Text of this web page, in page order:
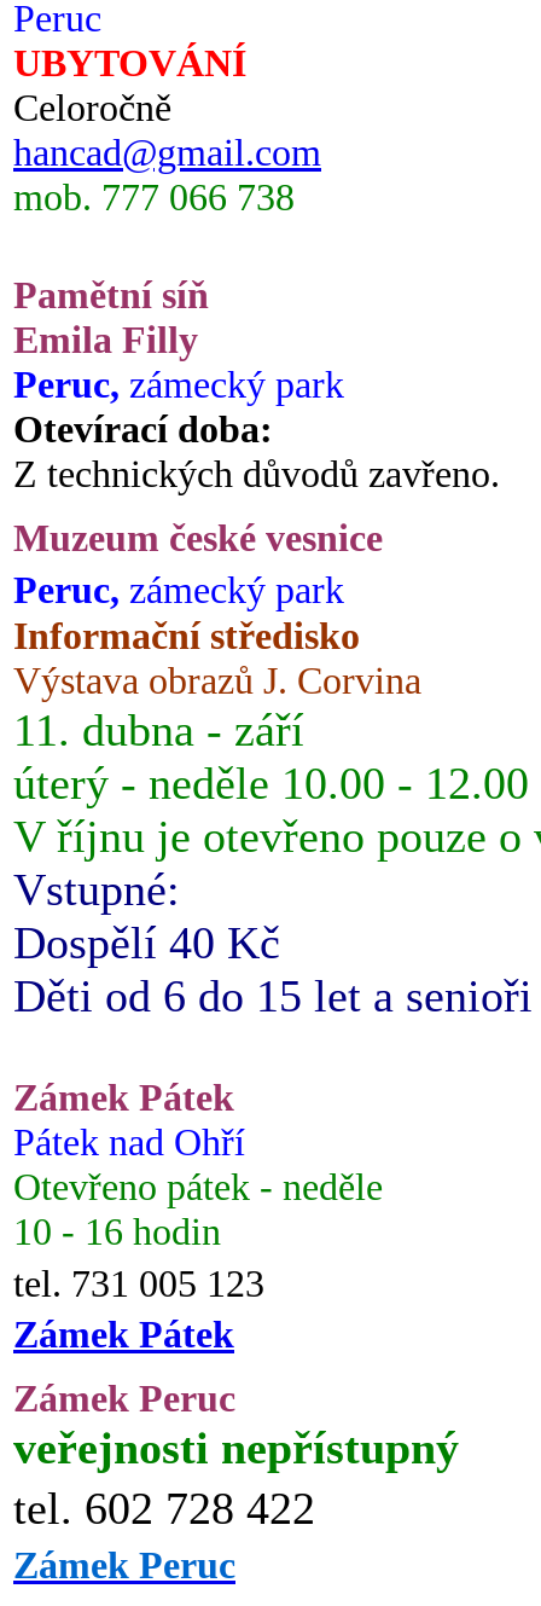
Peruc
UBYTOVÁNÍ
Celoročně
hancad@gmail.com
mob. 777 066 738
Pamětní síň
Emila Filly
Peruc, zámecký park
Otevírací doba:
Z technických důvodů zavřeno.
Muzeum české vesnice
Peruc, zámecký park
Informační středisko
Výstava obrazů J. Corvina
11. dubna - září
úterý - neděle 10.00 -
V říjnu je otevřeno pouze o
Vstupné:
Dospělí 40 Kč
Děti od 6 do 15 let a
Zámek Pátek
Pátek nad Ohří
Otevřeno pátek - neděle
10 - 16 hodin
tel. 731 005 123
Zámek Pátek
Zámek Peruc
veřejnosti nepřístupný
tel. 602 728 422
Zámek Peruc